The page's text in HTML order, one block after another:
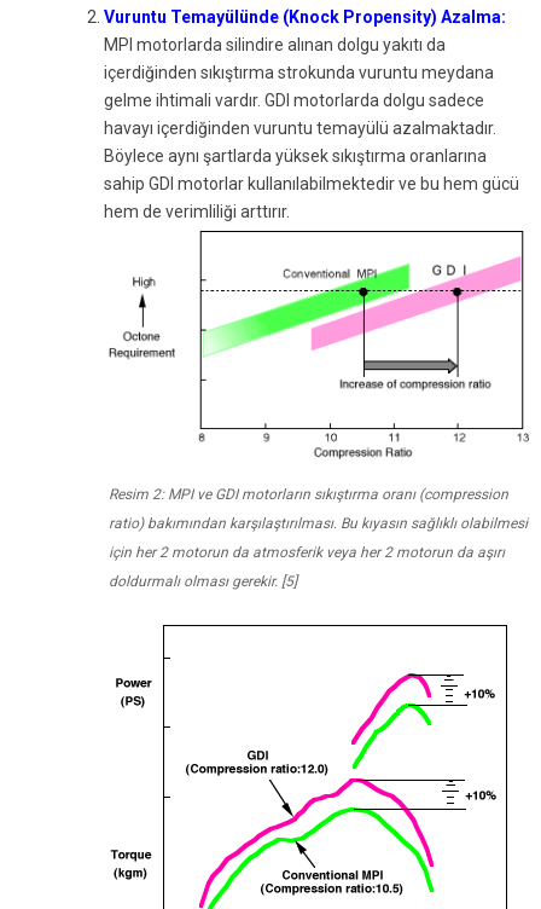
Vuruntu Temayülünde (Knock Propensity) Azalma:
MPI motorlarda silindire alınan dolgu yakıtı da
içerdiğinden sıkıştırma strokunda vuruntu meydana
gelme ihtimali vardır. GDI motorlarda dolgu sadece
havayı içerdiğinden vuruntu temayülü azalmaktadır.
Böylece aynı şartlarda yüksek sıkıştırma oranlarına
sahip GDI motorlar kullanılabilmektedir ve bu hem gücü
hem de verimliliği arttırır.
Resim 2: MPI ve GDI motorların sıkıştırma oranı (compression
ratio) bakımından karşılaştırılması. Bu kıyasın sağlıklı olabilmesi
için her 2 motorun da atmosferik veya her 2 motorun da aşırı
doldurmalı olması gerekir. [5]